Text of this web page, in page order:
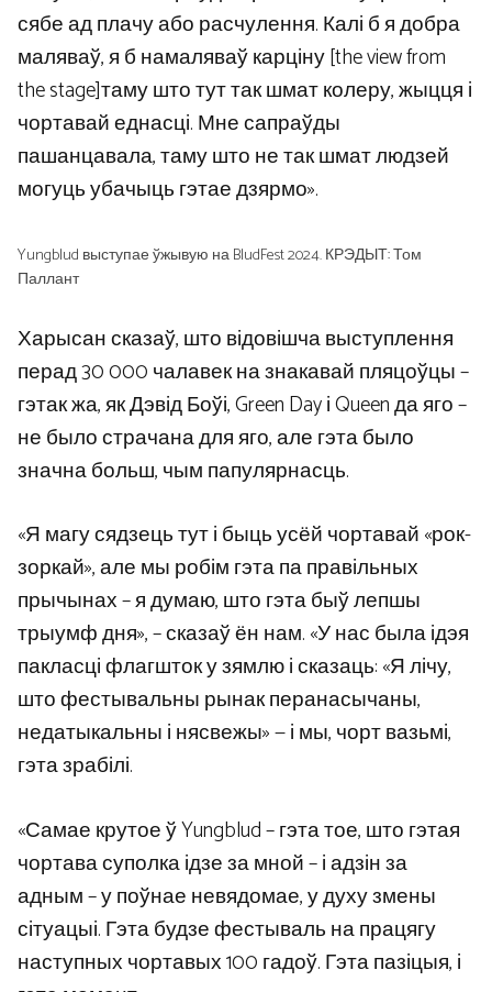
сябе ад плачу або расчулення. Калі б я добра
маляваў, я б намаляваў карціну [the view from
the stage]таму што тут так шмат колеру, жыцця і
чортавай еднасці. Мне сапраўды
пашанцавала, таму што не так шмат людзей
могуць убачыць гэтае дзярмо».
Yungblud выступае ўжывую на BludFest 2024. КРЭДЫТ: Том
Паллант
Харысан сказаў, што відовішча выступлення
перад 30 000 чалавек на знакавай пляцоўцы –
гэтак жа, як Дэвід Боўі, Green Day і Queen да яго –
не было страчана для яго, але гэта было
значна больш, чым папулярнасць.
«Я магу сядзець тут і быць усёй чортавай «рок-
зоркай», але мы робім гэта па правільных
прычынах – я думаю, што гэта быў лепшы
трыумф дня», – сказаў ён нам. «У нас была ідэя
пакласці флагшток у зямлю і сказаць: «Я лічу,
што фестывальны рынак перанасычаны,
недатыкальны і нясвежы» — і мы, чорт вазьмі,
гэта зрабілі.
«Самае крутое ў Yungblud – гэта тое, што гэтая
чортава суполка ідзе за мной – і адзін за
адным – у поўнае невядомае, у духу змены
сітуацыі. Гэта будзе фестываль на працягу
наступных чортавых 100 гадоў. Гэта пазіцыя, і